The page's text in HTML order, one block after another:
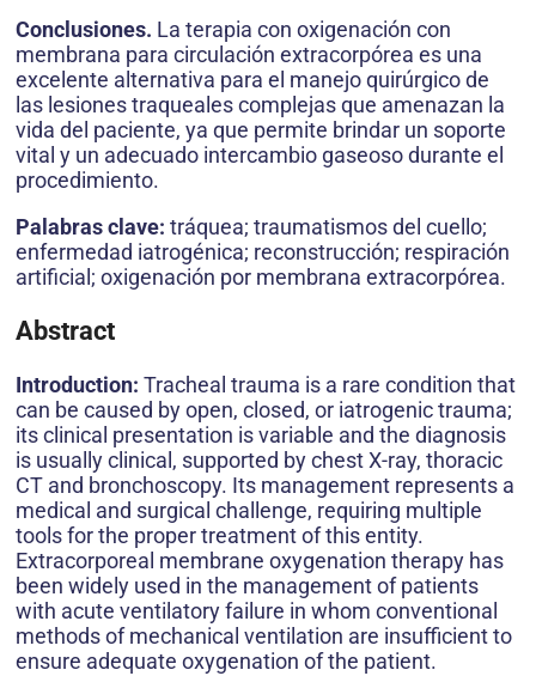
Conclusiones. La terapia con oxigenación con
membrana para circulación extracorpórea es una
excelente alter­nativa para el manejo quirúrgico de
las lesiones traqueales complejas que amenazan la
vida del paciente, ya que permite brindar un soporte
vital y un adecuado intercambio gaseoso durante el
procedimiento.
Palabras clave: tráquea; traumatismos del cuello;
enfermedad iatrogénica; reconstrucción; respiración
artificial; oxigenación por membrana extracorpórea.
Abstract
Introduction: Tracheal trauma is a rare condition that
can be caused by open, closed, or iatrogenic trauma;
its clinical presentation is variable and the diagnosis
is usually clinical, supported by chest X-ray, thoracic
CT and bronchoscopy. Its management represents a
medical and surgical challenge, requiring multiple
tools for the proper treatment of this entity.
Extracorporeal membrane oxygenation therapy has
been widely used in the management of patients
with acute ventilatory failure in whom conventional
methods of mechanical ventilation are insufficient to
ensure adequate oxygenation of the patient.